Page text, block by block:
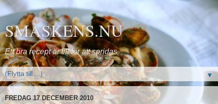
SMASKENS.NU
Ett bra recept är till för att spridas
▼
FREDAG 17 DECEMBER 2010